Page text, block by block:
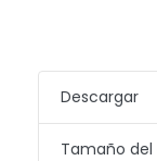
Descargar
Tamaño del